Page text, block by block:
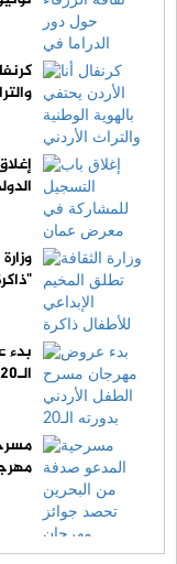
بدء
الـ20